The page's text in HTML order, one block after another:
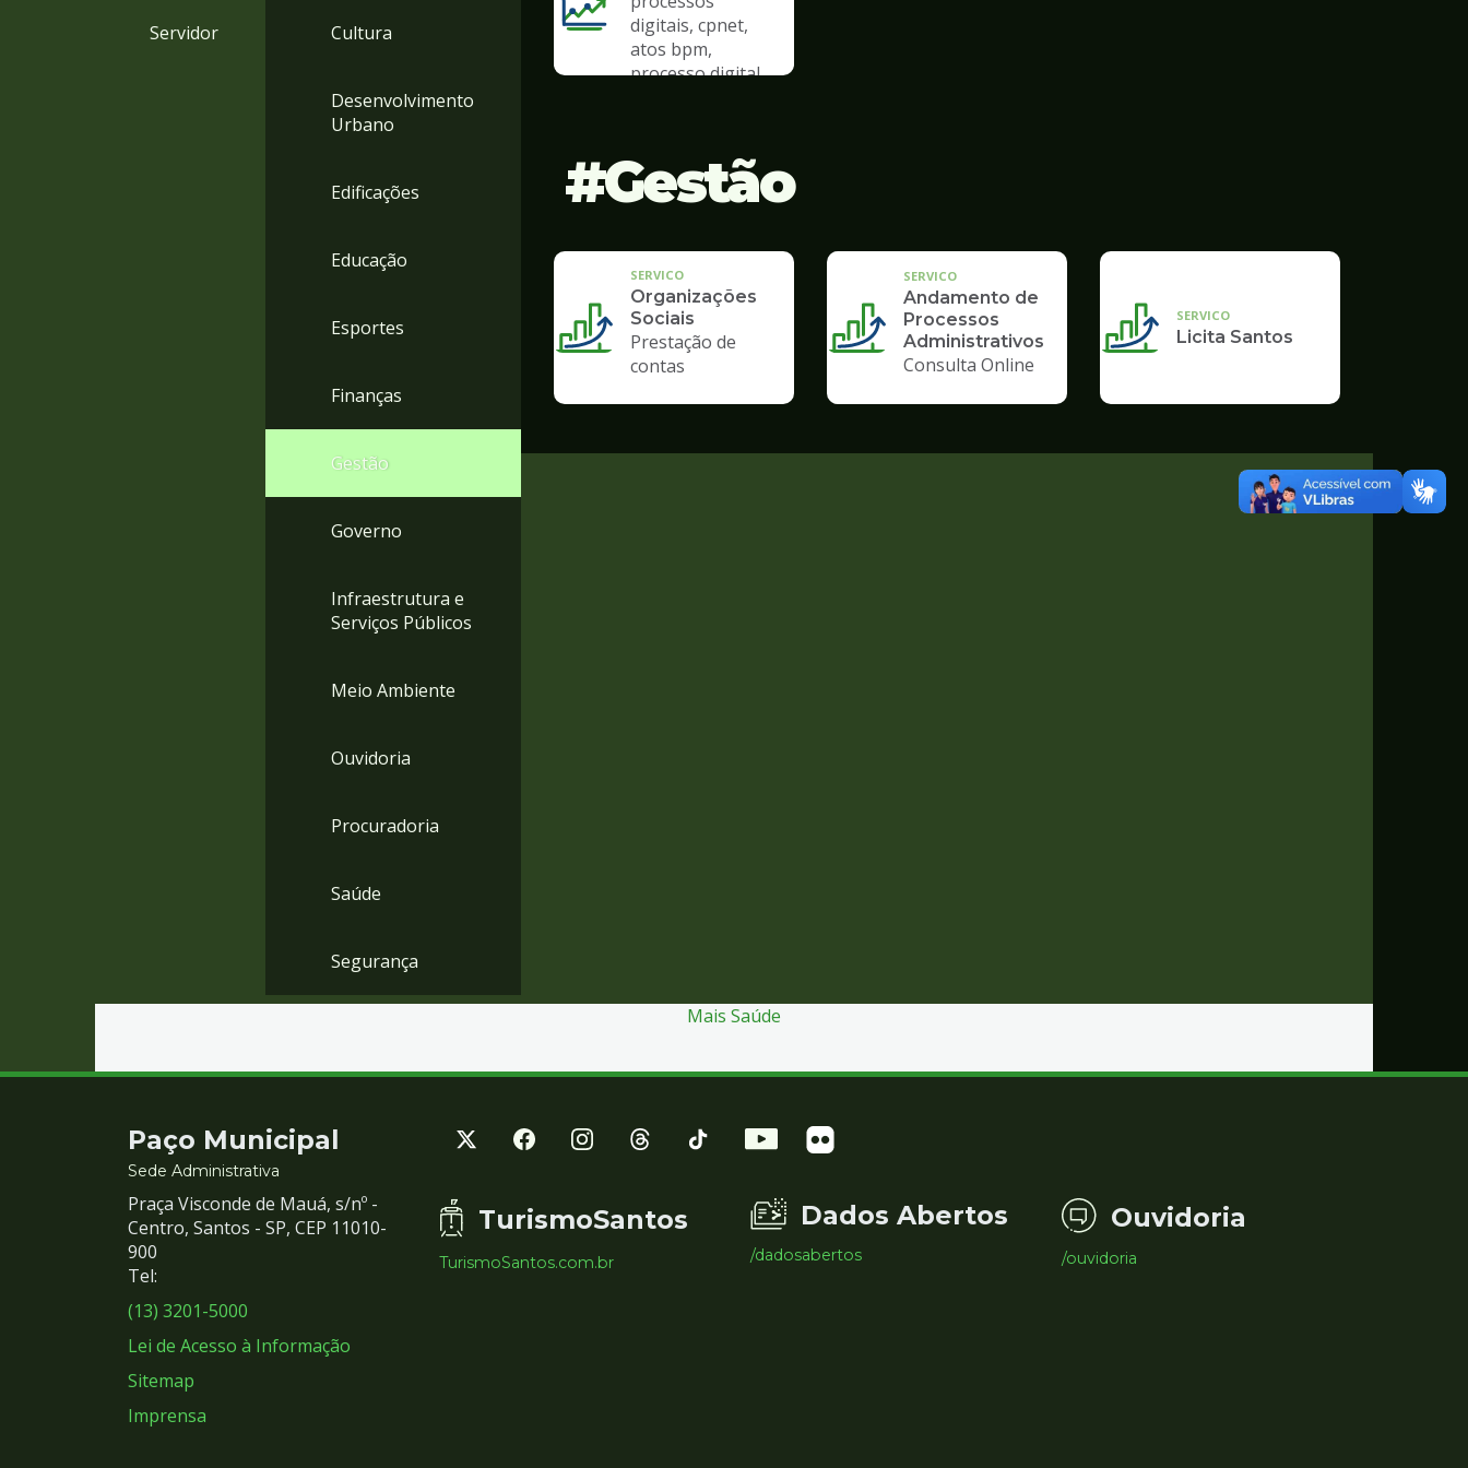
Servidor Cultura
Desenvolvimento
Urbano
Edificações
Educação
Esportes
Finanças
Gestão
Governo
Infraestrutura e
Serviços Públicos
Meio Ambiente
Ouvidoria
Procuradoria
Saúde
Segurança
digitais, cpnet,
atos bpm,
processo digital
Gestão
SERVICO
Organizações
Sociais
Prestação de
contas
SERVICO
Andamento de
Processos
Administrativos
Consulta Online
SERVICO
Licita Santos
Mais Saúde
Contato
e
Redes
Sociais
Paço Municipal
Sede Administrativa
Praça Visconde de Mauá, s/nº -
Centro, Santos - SP, CEP 11010-
900
Tel:
(13) 3201-5000
Lei de Acesso à Informação
Sitemap
Imprensa
TurismoSantos
TurismoSantos.com.br
Dados Abertos
/dadosabertos
Ouvidoria
/ouvidoria